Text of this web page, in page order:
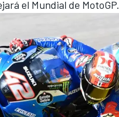
el Mundial de MotoGP.